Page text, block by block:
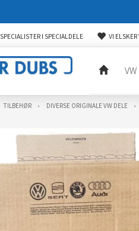
SPECIALISTER I SPECIALDELE VI ELSKER
VW
TILBEHØR DIVERSE ORIGINALE VW DELE